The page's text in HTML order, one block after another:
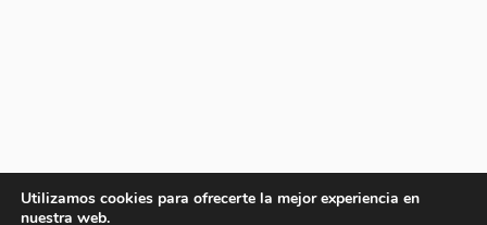
Utilizamos cookies para ofrecerte la mejor experiencia en
nuestra web.